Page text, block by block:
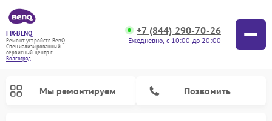
FIX-BENQ
Ремонт устройств BenQ
Специализированный
cервисный центр г.
Волгоград
+7 (844) 290-70-26
Ежедневно, с 10:00 до 20:00
Мы ремонтируем Позвонить